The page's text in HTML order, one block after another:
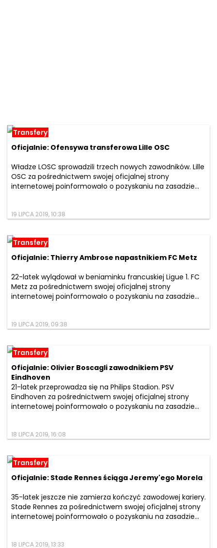
Transfery
Oficjalnie: Ofensywa transferowa Lille OSC
Władze LOSC sprowadzili trzech nowych zawodników. Lille
OSC za pośrednictwem swojej oficjalnej strony
internetowej poinformowało o pozyskaniu na zasadzie...
19 LIPCA 2019, 10:38
Transfery
Oficjalnie: Thierry Ambrose napastnikiem FC Metz
22-latek wylądował w beniaminku francuskiej Ligue 1. FC
Metz za pośrednictwem swojej oficjalnej strony
internetowej poinformowało o pozyskaniu na zasadzie...
19 LIPCA 2019, 09:38
Transfery
Oficjalnie: Olivier Boscagli zawodnikiem PSV
Eindhoven
21-latek przeprowadza się na Philips Stadion. PSV
Eindhoven za pośrednictwem swojej oficjalnej strony
internetowej poinformowało o pozyskaniu na zasadzie...
18 LIPCA 2019, 16:08
Transfery
Oficjalnie: Stade Rennes ściąga Jeremy'ego Morela
35-latek jeszcze nie zamierza kończyć zawodowej kariery.
Stade Rennes za pośrednictwem swojej oficjalnej strony
internetowej poinformowało o pozyskaniu na zasadzie...
18 LIPCA 2019, 13:33